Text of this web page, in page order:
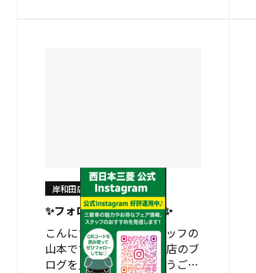
✨フォローお願いします✨
岸和田店
こんにちはショップスタッフの
山本です✨ いつも岸和田店のブ
ログを見て頂きありがとうござ